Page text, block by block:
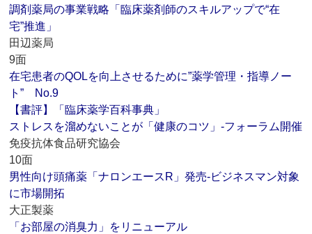
調剤薬局の事業戦略「臨床薬剤師のスキルアップで“在
宅”推進」
田辺薬局
9面
在宅患者のQOLを向上させるために”薬学管理・指導ノー
ト” No.9
【書評】「臨床薬学百科事典」
ストレスを溜めないことが「健康のコツ」‐フォーラム開催
免疫抗体食品研究協会
10面
男性向け頭痛薬「ナロンエースR」発売‐ビジネスマン対象
に市場開拓
大正製薬
「お部屋の消臭力」をリニューアル